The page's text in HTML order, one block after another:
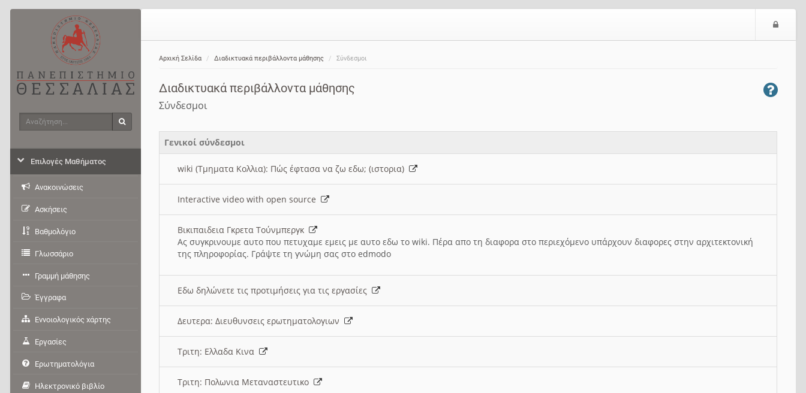
Αρχική Σελίδα Διαδικτυακά περιβάλλοντα μάθησης Σύνδεσμοι
Διαδικτυακά περιβάλλοντα μάθησης
Σύνδεσμοι
Γενικοί σύνδεσμοι
wiki (Τμηματα Κολλια): Πώς έφτασα να ζω εδω; (ιστορια)
Interactive video with open source
Βικιπαιδεια Γκρετα Τούνμπεργκ
Ας συγκρινουμε αυτο που πετυχαμε εμεις με αυτο εδω το wiki. Πέρα απο τη διαφορα στο περιεχόμενο υπάρχουν διαφορες στην αρχιτεκτονική
της πληροφορίας. Γράψτε τη γνώμη σας στο edmodo
Εδω δηλώνετε τις προτιμήσεις για τις εργασίες
Δευτερα: Διευθυνσεις ερωτηματολογιων
Τριτη: Ελλαδα Κινα
Τριτη: Πολωνια Μεταναστευτικο
Αναζήτηση
Επιλογές Μαθήματος
Ανακοινώσεις
Ασκήσεις
Βαθμολόγιο
Γλωσσάριο
Γραμμή μάθησης
Έγγραφα
Εννοιολογικός χάρτης
Εργασίες
Ερωτηματολόγια
Ηλεκτρονικό βιβλίο